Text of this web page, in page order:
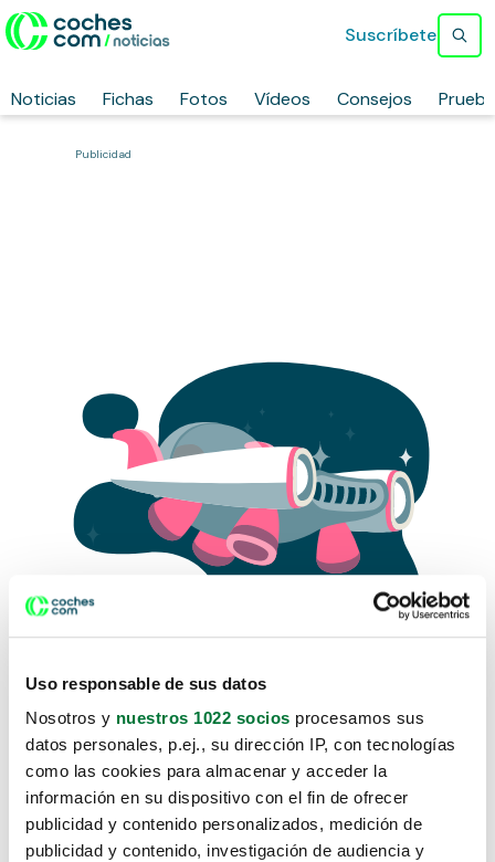
Uso responsable de sus datos
Nosotros y nuestros 1022 socios procesamos sus
datos personales, p.ej., su dirección IP, con tecnologías
como las cookies para almacenar y acceder la
información en su dispositivo con el fin de ofrecer
publicidad y contenido personalizados, medición de
publicidad y contenido, investigación de audiencia y
Noticias Fichas Fotos Vídeos Consejos
Suscríbete
Publicidad
Lo sentimos, no sabemos como
te hemos traido hasta aquí.